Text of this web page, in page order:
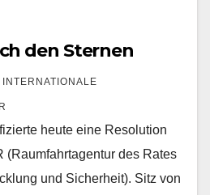
den Sternen
INTERNATIONALE
heute eine Resolution
(Raumfahrtagentur des Rates
und Sicherheit). Sitz von